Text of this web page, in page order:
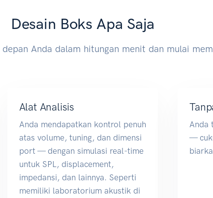
Desain Boks Apa Saja
Anda dalam hitungan menit dan mulai
Alat Analisis
Anda mendapatkan kontrol penuh
atas volume, tuning, dan dimensi
port — dengan simulasi real-time
untuk SPL, displacement,
impedansi, dan lainnya. Seperti
memiliki laboratorium akustik di
Anda
—